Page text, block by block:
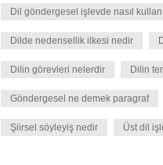
Dil göndergesel işlevde nasıl
Dilde nedensellik ilkesi nedir
Dilin görevleri nelerdir Dilin
Göndergesel ne demek paragraf
Şiirsel söyleyiş nedir Üst dil